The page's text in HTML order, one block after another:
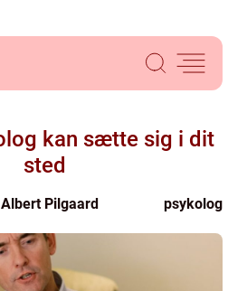
kan sætte sig i dit
sted
Albert Pilgaard psykolog